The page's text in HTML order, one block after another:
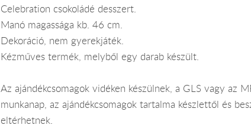
Celebration csokoládé desszert.
Manó magassága kb. 46 cm.
Dekoráció, nem gyerekjáték.
Kézműves termék, melyből egy darab készült.
Az ajándékcsomagok vidéken készülnek, a GLS vagy az
munkanap, az ajándékcsomagok tartalma készlettől és
eltérhetnek.